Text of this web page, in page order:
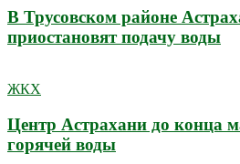
В Трусовском районе
приостановят подачу воды
ЖКХ
Центр Астрахани до конца
горячей воды